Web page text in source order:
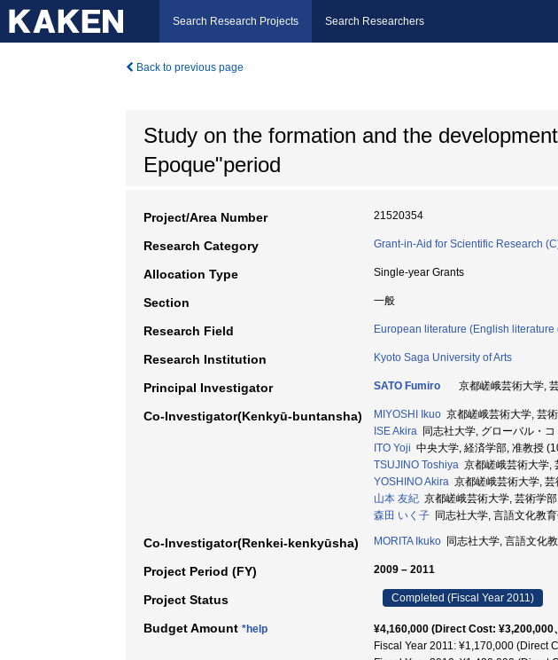
Search Research Projects Search Researchers
Back to previous page
Study on the formation and the
Epoque"period
Project/Area Number 21520354
Research Category Grant-in-Aid for Scientific Research
Allocation Type Single-year Grants
Section 一般
Research Field European literature (English literature
Research Institution Kyoto Saga University of Arts
Principal Investigator SATO Fumiro 京都嵯峨芸術大学,
Co-Investigator(Kenkyū-buntansha) MIYOSHI Ikuo 京都嵯峨芸術大学, 芸
ISE Akira 同志社大学, グローバル・
ITO Yoji 中央大学, 経済学部, 准教授
TSUJINO Toshiya 京都嵯峨芸術大学,
YOSHINO Akira 京都嵯峨芸術大学,
山本 友紀 京都嵯峨芸術大学, 芸術学
森田 いく子 同志社大学, 言語文化教
Co-Investigator(Renkei-kenkyūsha) MORITA Ikuko 同志社大学, 言語文化
Project Period (FY) 2009 – 2011
Project Status Completed (Fiscal Year 2011)
Budget Amount *help
¥4,160,000 (Direct Cost:
Fiscal Year 2011: ¥1,170,000 (Direct